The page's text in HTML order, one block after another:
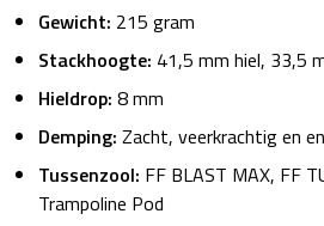
Gewicht: 215 gram
Stackhoogte: 41,5 mm hiel, 33,5
Hieldrop: 8 mm
Demping: Zacht, veerkrachtig en
Tussenzool: FF BLAST MAX, FF
Trampoline Pod